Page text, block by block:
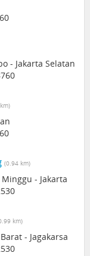
- Jakarta Selatan
(0.94 km)
- Jakarta
km)
- Jagakarsa